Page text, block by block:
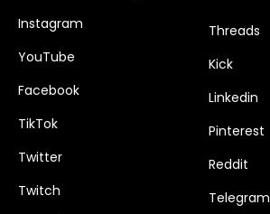
Instagram
YouTube
Facebook
TikTok
Twitter
Twitch
Threads
Kick
Linkedin
Pinterest
Reddit
Telegram